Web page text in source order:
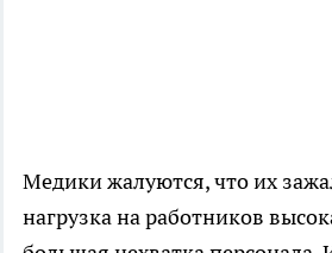
Медики жалуются, что их
нагрузка на работников